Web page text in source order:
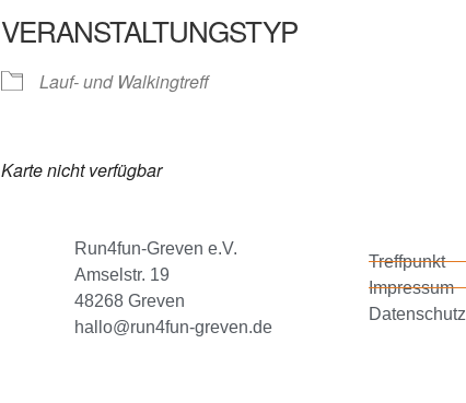
VERANSTALTUNGSTYP
Lauf- und Walkingtreff
Karte nicht verfügbar
Run4fun-Greven e.V.
Amselstr. 19
48268 Greven
hallo@run4fun-greven.de
Treffpunkt
Impressum
Datenschutz